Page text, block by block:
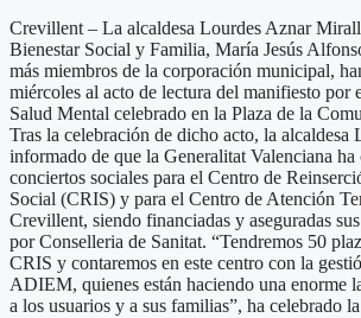
Crevillent – La alcaldesa Lourdes Aznar
Bienestar Social y Familia, María Jesús
más miembros de la corporación municipal,
miércoles al acto de lectura del manifiesto por
Salud Mental celebrado en la Plaza de la
Tras la celebración de dicho acto, la alcaldesa
informado de que la Generalitat Valenciana ha
conciertos sociales para el Centro de
Social (CRIS) y para el Centro de Atención
Crevillent, siendo financiadas y aseguradas
por Conselleria de Sanitat. “Tendremos 50
CRIS y contaremos en este centro con la
ADIEM, quienes están haciendo una enorme
a los usuarios y a sus familias”, ha celebrado